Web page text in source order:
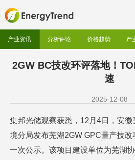
产业资讯 分析评论 价格趋势 产
2GW BC技改环评落地！
速
2025-12-08
集邦光储观察获悉，12月4日，安
境分局发布芜湖2GW GPC量产技
一次公示。该项目建设单位为芜湖